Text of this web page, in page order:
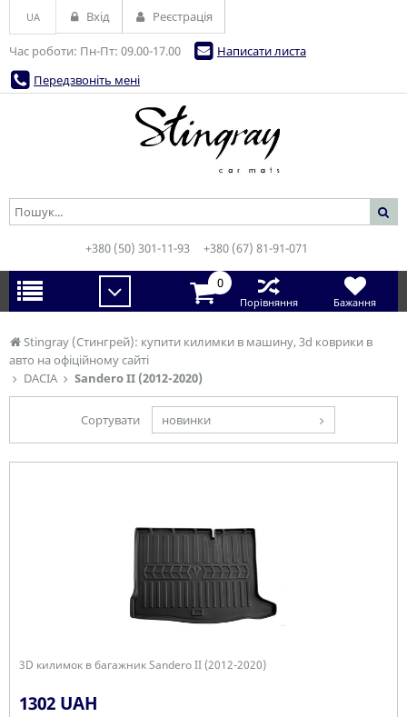
Stingray (Стингрей): купити килимки в машину, 3d коврики в
авто на офіційному сайті
DACIA
Sandero II (2012-2020)
Сортувати новинки
3D килимок в багажник Sandero II (2012-2020)
1302 UAH
Час роботи: Пн-Пт: 09.00-17.00
Написати листа
Передзвоніть мені
UA Вхід Реєстрація
+380 (50) 301-11-93 +380 (67) 81-91-071
0
Порівняння Бажання